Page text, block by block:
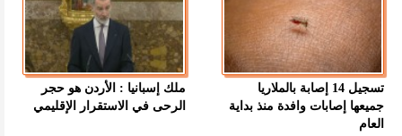
تسجيل 14 إصابة بالملاريا
جميعها إصابات وافدة منذ بداية
العام
ملك إسبانيا : الأردن هو حجر
الرحى في الاستقرار الإقليمي